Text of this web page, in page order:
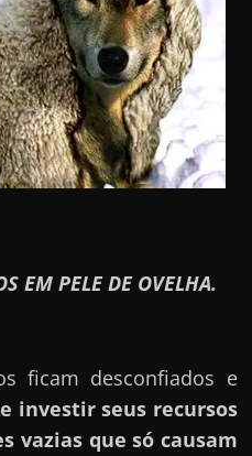
EM PELE DE OVELHA.
ficam desconfiados e
investir seus recursos
vazias que só causam